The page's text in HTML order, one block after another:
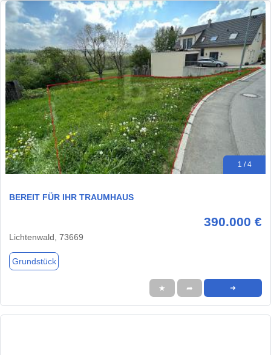
1 / 4
BEREIT FÜR IHR TRAUMHAUS
390.000 €
Lichtenwald, 73669
Grundstück
★ ➦ ➜